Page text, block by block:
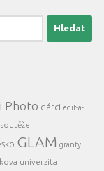
Photo dárci edit-a-
GLAM granty
univerzita